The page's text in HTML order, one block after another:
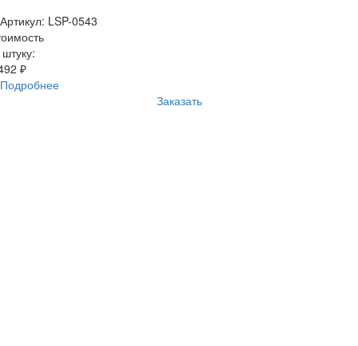
Артикул: LSP-0543
₽
Подробнее
Заказать